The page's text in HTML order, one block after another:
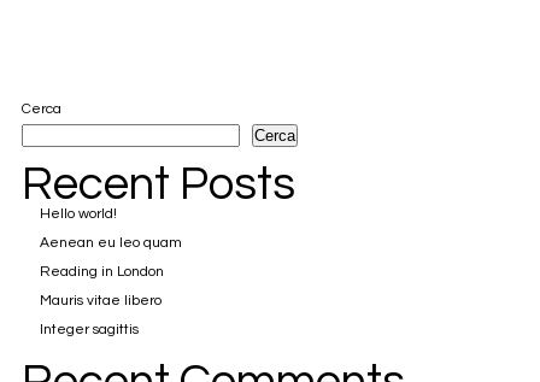
Cerca
Cerca
Recent Posts
Hello world!
Aenean eu leo quam
Reading in London
Mauris vitae libero
Integer sagittis